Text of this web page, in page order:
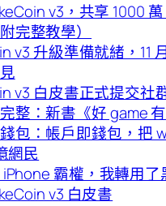
v3，共享 1000 萬
完整教學）
v3 升級準備就緒，11
v3 白皮書正式提交社
整：新書《好 game 有
包：帳戶即錢包，把
網民
霸權，我轉用了
v3 白皮書